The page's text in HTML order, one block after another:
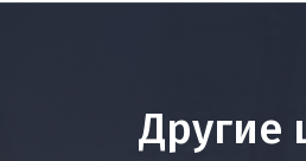
Другие